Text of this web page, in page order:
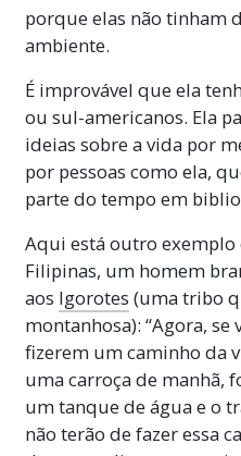
porque elas não tinham
ambiente.
É improvável que ela
ou sul-americanos. Ela
ideias sobre a vida por
por pessoas como ela,
parte do tempo em
Aqui está outro exemplo
Filipinas, um homem
aos Igorotes (uma tribo
montanhosa): “Agora,
fizerem um caminho da
uma carroça de manhã,
um tanque de água e o
não terão de fazer essa